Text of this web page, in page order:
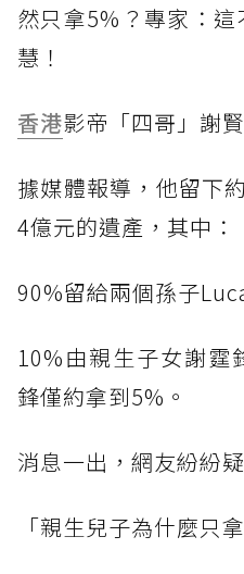
然只拿5%？專家：
慧！
香港影帝「四哥」謝
據媒體報導，他留下
4億元的遺產，其中：
90%留給兩個孫子
10%由親生子女謝霆
鋒僅約拿到5%。
消息一出，網友紛紛疑
「親生兒子為什麼只